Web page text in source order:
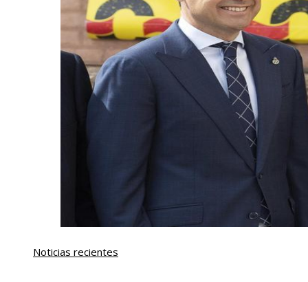
Noticias recientes